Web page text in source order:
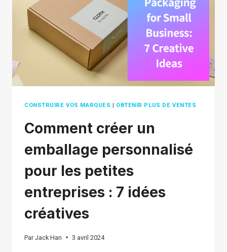
ONLINE
BUSINESS
CREATION
2026
CONSTRUIRE VOS MARQUES | OBTENIR PLUS DE VENTES
Comment créer un
emballage personnalisé
pour les petites
entreprises : 7 idées
créatives
Par Jack Han 3 avril 2024